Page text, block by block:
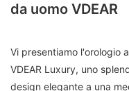
da uomo VDEAR
Vi presentiamo l'orologio
VDEAR Luxury, uno
design elegante a una